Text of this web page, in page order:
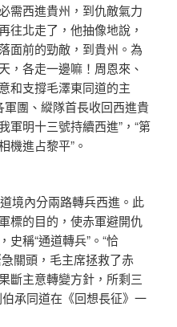
需西進貴州，到仇敵氣力
往北走了，他抽像地說，
面前的勁敵，到貴州。為
，各走一邊嘛！周恩來、
和支撐毛澤東同道的主
團、縱隊首長收回西進貴
軍明十三號持續西進”，“第
機進占黎平”。
內分兩路轉兵西進。此
標的目的，使赤軍避開仇
史稱“通道轉兵”。“恰
關頭，毛主席拯救了赤
主意轉變方針，所剩三
承同道在《回想長征》一